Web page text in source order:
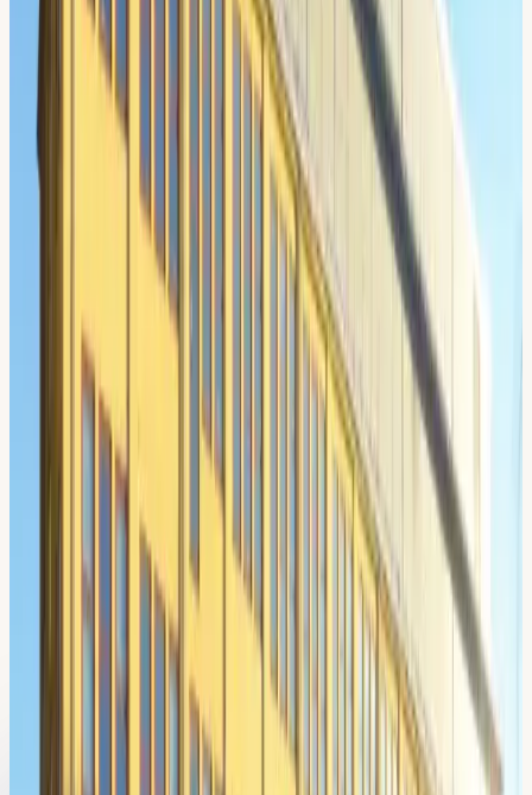
Några hundra meter bort väntar tyngre trafik: Sickla
trafikplats ansluter till Södra länken och Värmdöleden (väg
222), vilket ger snabb tillgång till tunnelkörning,
motorvägspåfarter och filbyten i högt tempo. Få
körskolelägen erbjuder motorväg, tunnel, spårväg och
köpcentrumtrafik inom fem minuters körning.
Många elever bor i Hammarby Sjöstad, Nacka eller på
Södermalm och väljer Sickla för läget. Parkeringsmoment
tränar vi i köpkvarterens hus och på industriområdets
lugnare gator.
Vi tar elever från hela
Bland annat från dessa delområden och grannkvarter:
Sickla köpkvarter Alphyddan
Järla
Boka testlektion
300 kr
Lokal körmiljö
Vad du får öva på här
Vi tränar dig på de specifika platser och trafiksituationer du
— inte bara det som står i teoriboken.
Spårvägspassager över tvärbanans och